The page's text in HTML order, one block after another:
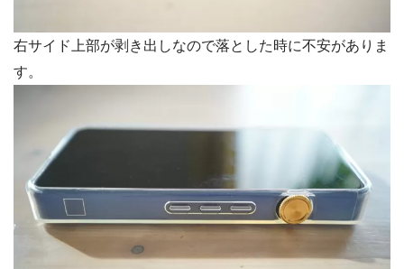
右サイド上部が剥き出しなので落とした時に不安がありま
す。